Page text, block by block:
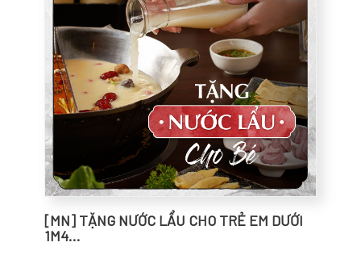
[MN] TẶNG NƯỚC LẨU CHO TRẺ EM DƯỚI
1M4...